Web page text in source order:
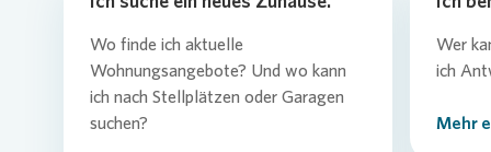
Wo finde ich aktuelle
Wohnungsangebote? Und wo kann
ich nach Stellplätzen oder Garagen
suchen?
Wer
ich
Mehr